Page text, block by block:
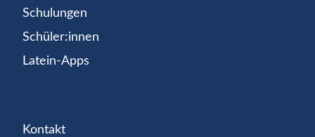
Schulungen
Schüler:innen
Latein-Apps
Kontakt